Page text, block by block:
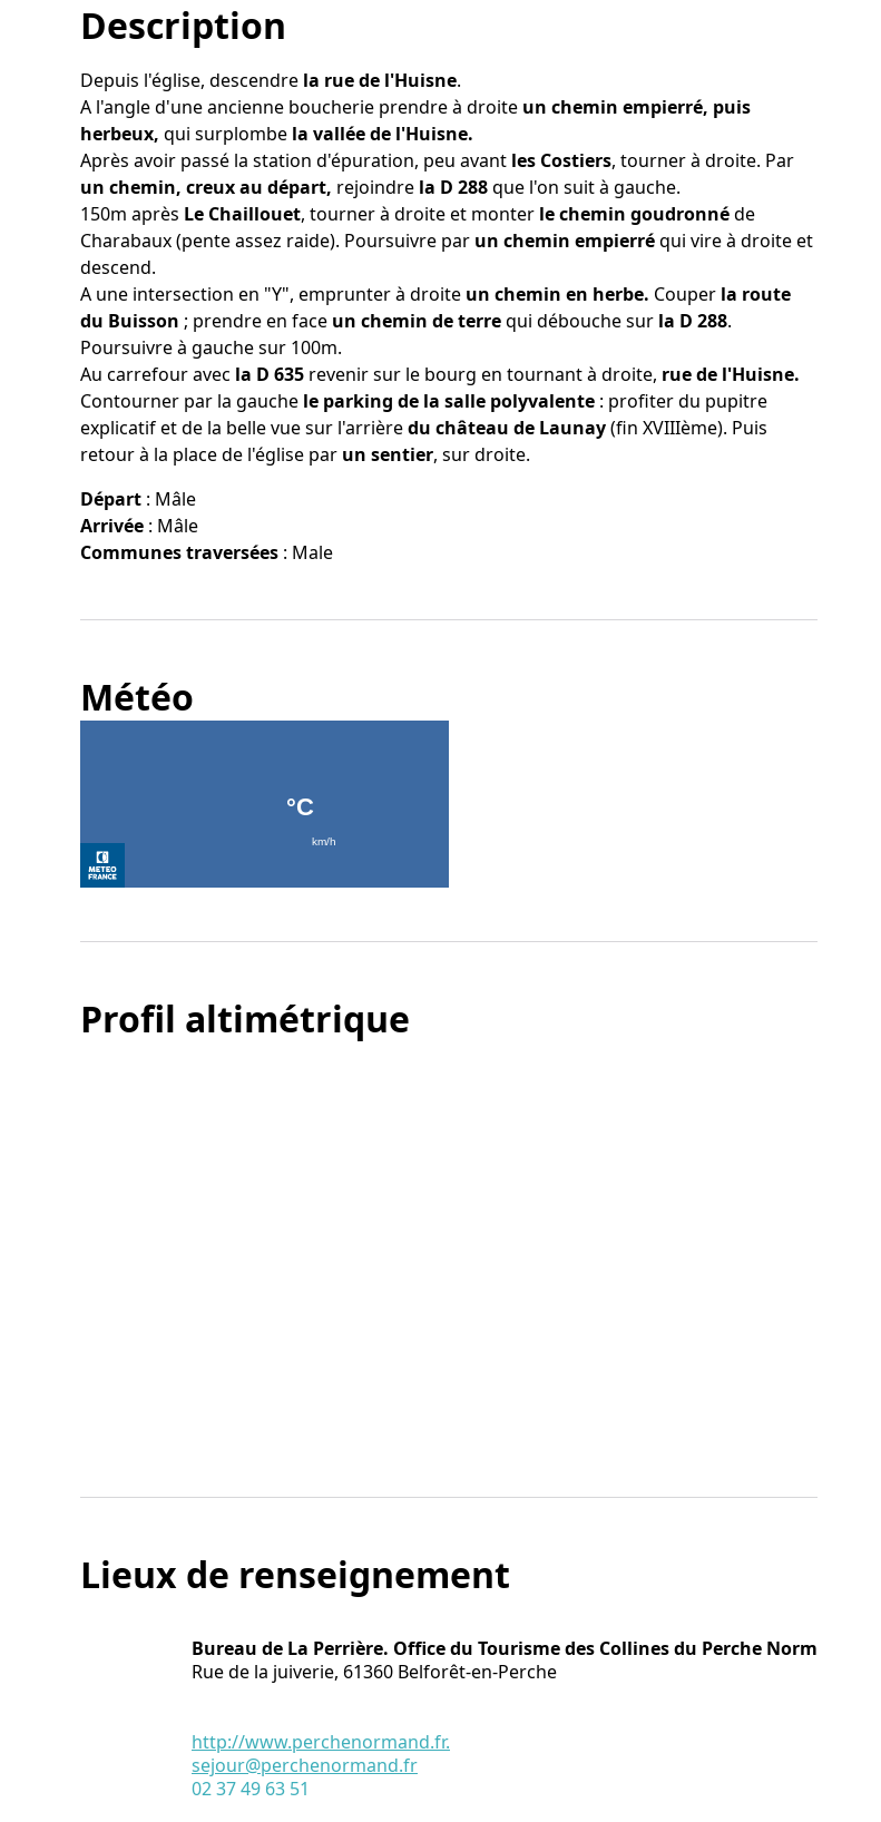
Voir l'image en plein écran
Description
Depuis l'église, descendre la rue de l'Huisne.
A l'angle d'une ancienne boucherie prendre à droite un chemin empierré, puis
herbeux, qui surplombe la vallée de l'Huisne.
Après avoir passé la station d'épuration, peu avant les Costiers, tourner à droite. Par
un chemin, creux au départ, rejoindre la D 288que l'on suit à gauche.
150m après Le Chaillouet, tourner à droite et monter le chemin goudronnéde
Charabaux (pente assez raide). Poursuivre par un chemin empierréqui vire à droite et
descend.
A une intersection en "Y", emprunter à droite un chemin en herbe. Couper la route
du Buisson ; prendre en face un chemin de terrequi débouche sur la D 288.
Poursuivre à gauche sur 100m.
Au carrefour avec la D 635 revenir sur le bourg en tournant à droite, rue de l'Huisne.
Contourner par la gauche le parking de la salle polyvalente : profiter du pupitre
explicatif et de la belle vue sur l'arrièredu château de Launay(fin XVIIIème). Puis
retour à la place de l'église par un sentier, sur droite.
Départ : Mâle
Arrivée : Mâle
Communes traversées : Male
Météo
Profil altimétrique
Lieux de renseignement
Bureau de La Perrière. Office du Tourisme des Collines du Perche Normand
Rue de la juiverie, 61360 Belforêt-en-Perche
http://www.perchenormand.fr.
sejour@perchenormand.fr
02 37 49 63 51